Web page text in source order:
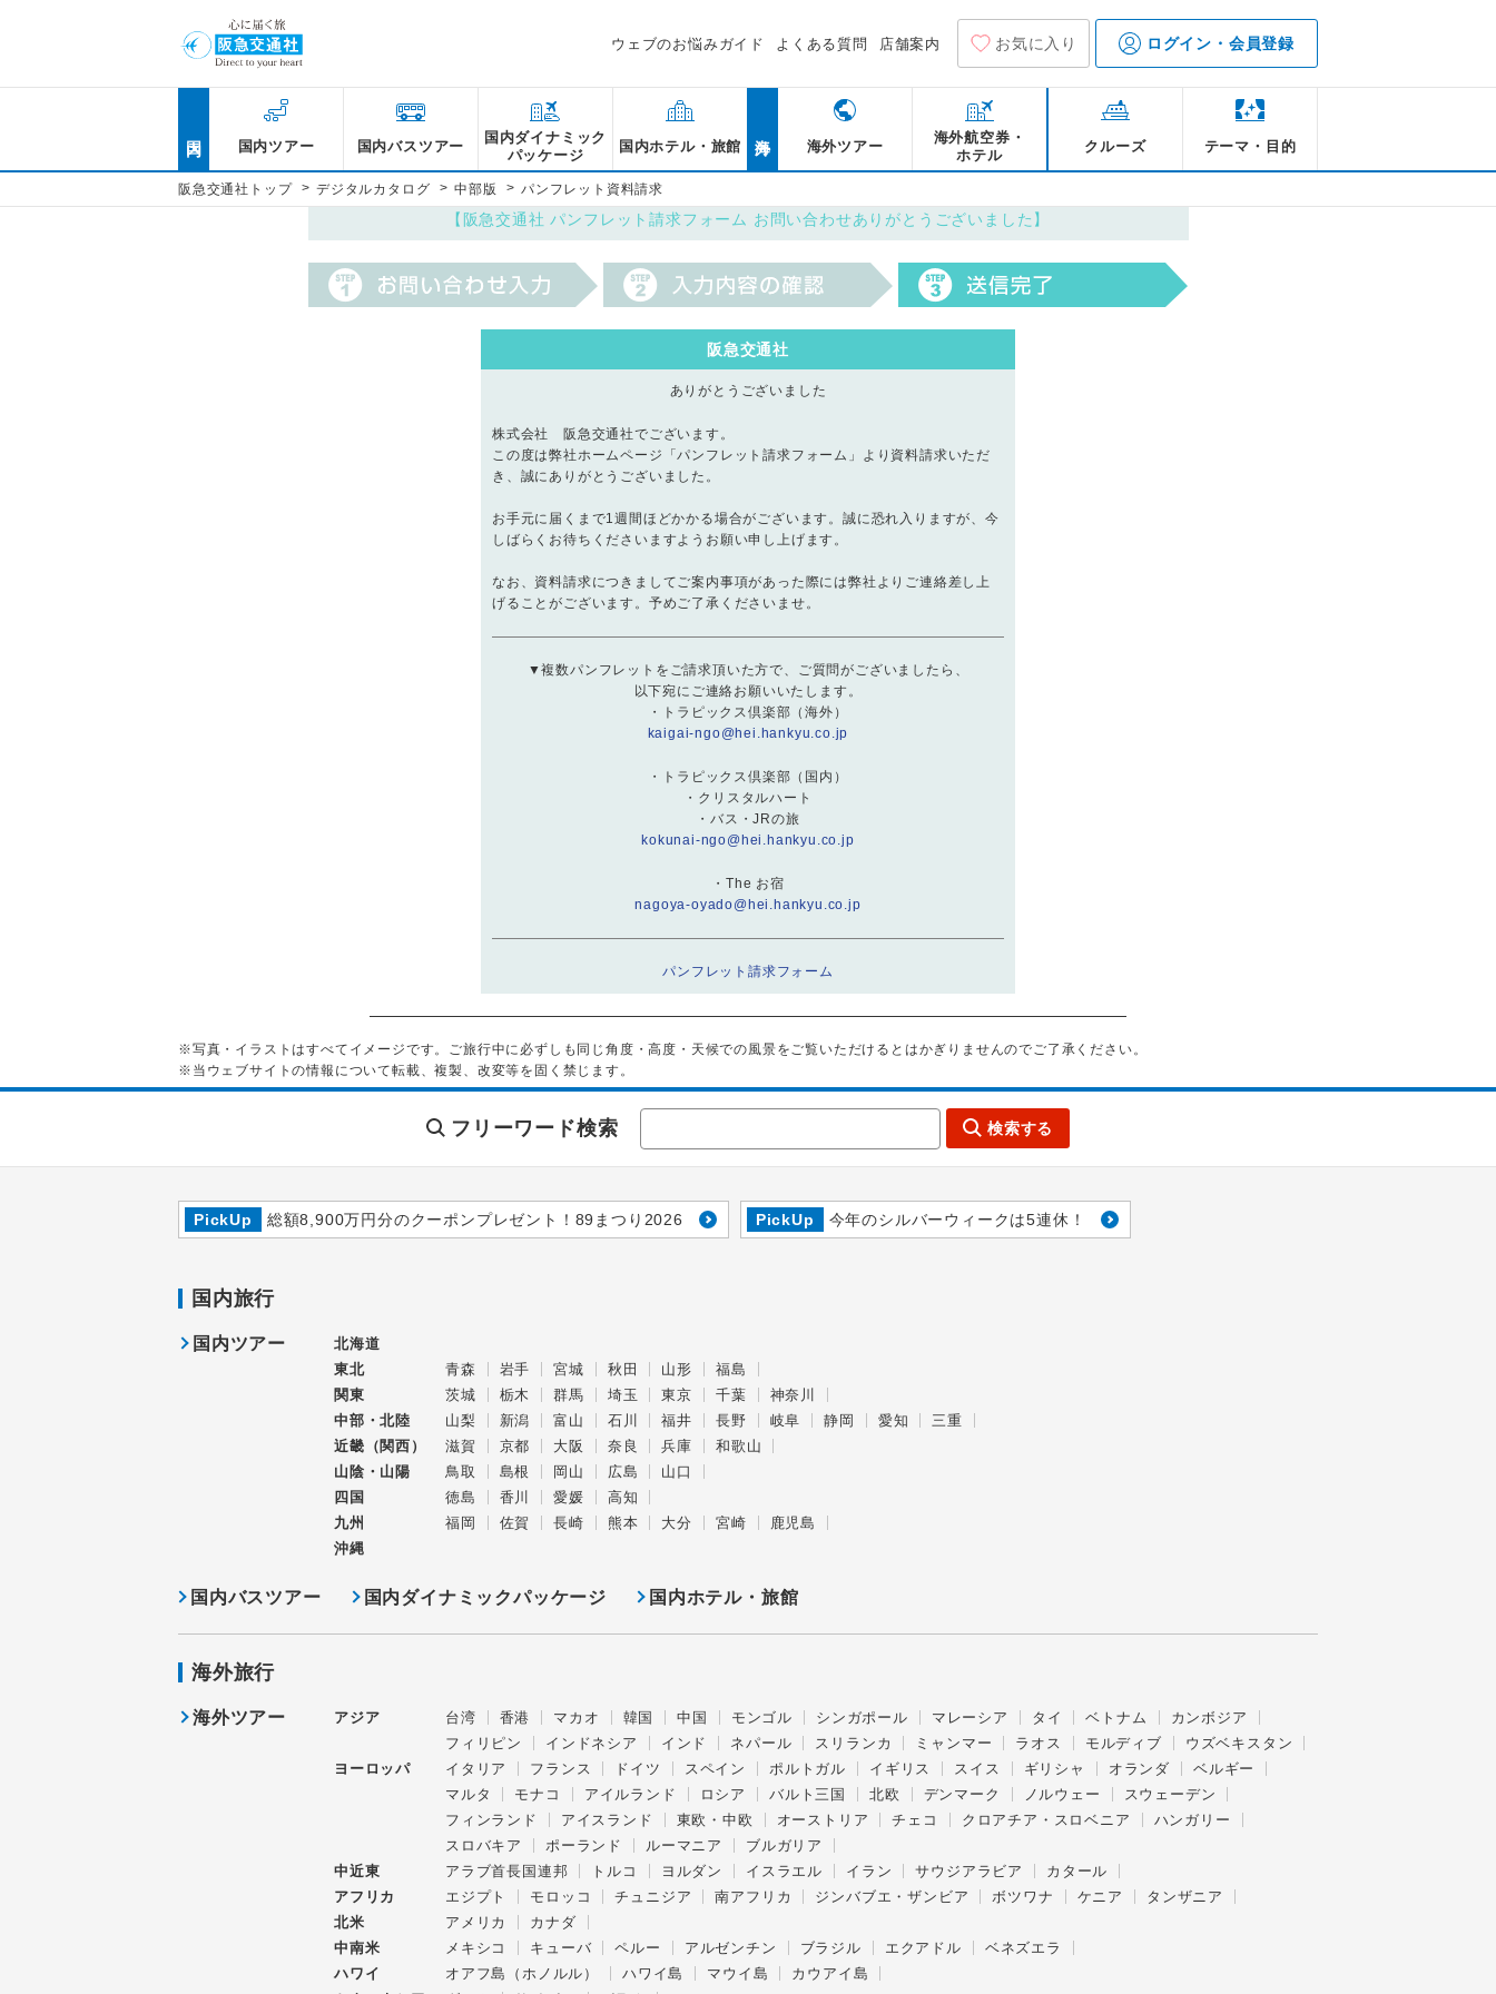
ウェブのお悩みガイド よくある質問 店舗案内 お気に入り ログイン・会員登録
国内ツアー 国内バスツアー
国内ダイナミック
パッケージ
国内ホテル・旅館 海外ツアー
海外航空券・
ホテル
クルーズ テーマ・目的
阪急交通社トップ > デジタルカタログ > 中部版 > パンフレット資料請求
【阪急交通社 パンフレット請求フォーム お問い合わせありがとうございました】
阪急交通社
ありがとうございました
株式会社 阪急交通社でございます。
この度は弊社ホームページ「パンフレット請求フォーム」より資料請求いただ
き、誠にありがとうございました。
お手元に届くまで1週間ほどかかる場合がございます。誠に恐れ入りますが、今
しばらくお待ちくださいますようお願い申し上げます。
なお、資料請求につきましてご案内事項があった際には弊社よりご連絡差し上
げることがございます。予めご了承くださいませ。
▼複数パンフレットをご請求頂いた方で、ご質問がございましたら、
以下宛にご連絡お願いいたします。
・トラピックス倶楽部（海外）
kaigai-ngo@hei.hankyu.co.jp
・トラピックス倶楽部（国内）
・クリスタルハート
・バス・JRの旅
kokunai-ngo@hei.hankyu.co.jp
・The お宿
nagoya-oyado@hei.hankyu.co.jp
パンフレット請求フォーム
※写真・イラストはすべてイメージです。ご旅行中に必ずしも同じ角度・高度・天候での風景をご覧いただけるとはかぎりませんのでご了承ください。
※当ウェブサイトの情報について転載、複製、改変等を固く禁じます。
フリーワード検索 検索する
PickUp 総額8,900万円分のクーポンプレゼント！89まつり2026 PickUp 今年のシルバーウィークは5連休！
国内旅行
国内ツアー
北海道
東北
青森 岩手 宮城 秋田 山形
福島
関東
茨城 栃木 群馬 埼玉 東京 千葉
神奈川
中部・北陸
山梨 新潟 富山 石川 福井 長野 岐阜 静岡 愛知
三重
近畿（関西）
滋賀 京都 大阪 奈良 兵庫
和歌山
山陰・山陽
鳥取 島根 岡山 広島
山口
四国
徳島 香川 愛媛
高知
九州
福岡 佐賀 長崎 熊本 大分 宮崎
鹿児島
沖縄
国内バスツアー 国内ダイナミックパッケージ 国内ホテル・旅館
海外旅行
海外ツアー アジア 台湾 香港 マカオ 韓国 中国 モンゴル シンガポール マレーシア タイ ベトナム
カンボジア
フィリピン
インドネシア インド ネパール スリランカ ミャンマー ラオス モルディブ
ウズベキスタン
ヨーロッパ
イタリア フランス ドイツ スペイン ポルトガル イギリス スイス ギリシャ オランダ
ベルギー
マルタ
モナコ アイルランド ロシア バルト三国 北欧 デンマーク ノルウェー
スウェーデン
フィンランド
アイスランド 東欧・中欧 オーストリア チェコ クロアチア・スロベニア
ハンガリー
スロバキア
ポーランド ルーマニア
ブルガリア
中近東
アラブ首長国連邦 トルコ ヨルダン イスラエル イラン サウジアラビア
カタール
アフリカ
エジプト モロッコ チュニジア 南アフリカ ジンバブエ・ザンビア ボツワナ ケニア
タンザニア
北米
アメリカ
カナダ
中南米
メキシコ キューバ ペルー アルゼンチン ブラジル エクアドル
ベネズエラ
ハワイ
オアフ島（ホノルル） ハワイ島 マウイ島
カウアイ島